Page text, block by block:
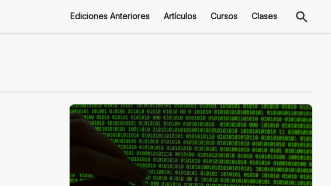
Ediciones Anteriores Artículos Cursos Clases